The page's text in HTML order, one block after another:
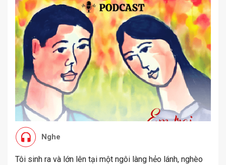
Nghe
Tôi sinh ra và lớn lên tại một ngôi làng hẻo lánh, nghèo